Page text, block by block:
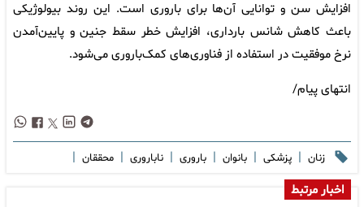
افزایش سن و توانایی آن‌ها برای باروری است. این روند بیولوژیکی
باعث کاهش شانس بارداری، افزایش خطر سقط جنین و پایین‌آمدن
نرخ موفقیت در استفاده از فناوری‌های کمک‌باروری می‌شود.
انتهای پیام/
زنان | پزشکی | بانوان | باروری | ناباروری | محققان |
اخبار مرتبط